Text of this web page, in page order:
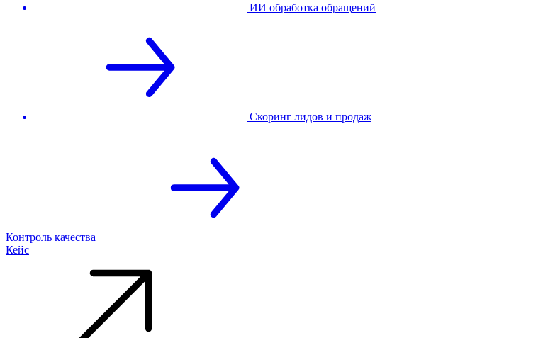
ИИ обработка обращений
Скоринг лидов и продаж
Контроль качества
Кейс